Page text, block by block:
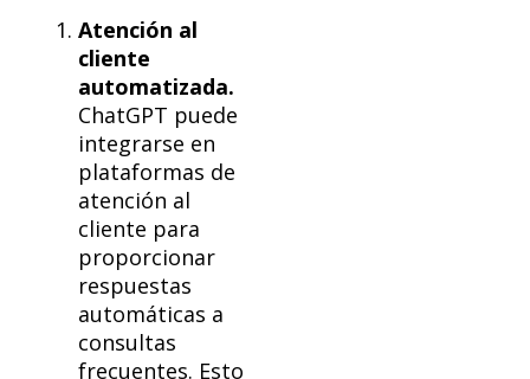
Atención al
cliente
automatizada.
ChatGPT puede
integrarse en
plataformas de
atención al
cliente para
proporcionar
respuestas
automáticas a
consultas
frecuentes. Esto